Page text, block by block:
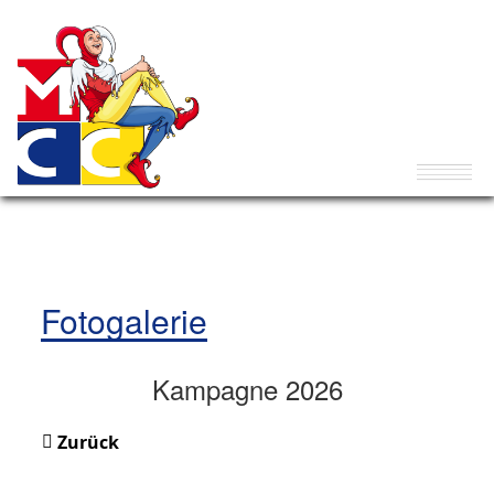
Fotogalerie
Kampagne 2026
Zurück